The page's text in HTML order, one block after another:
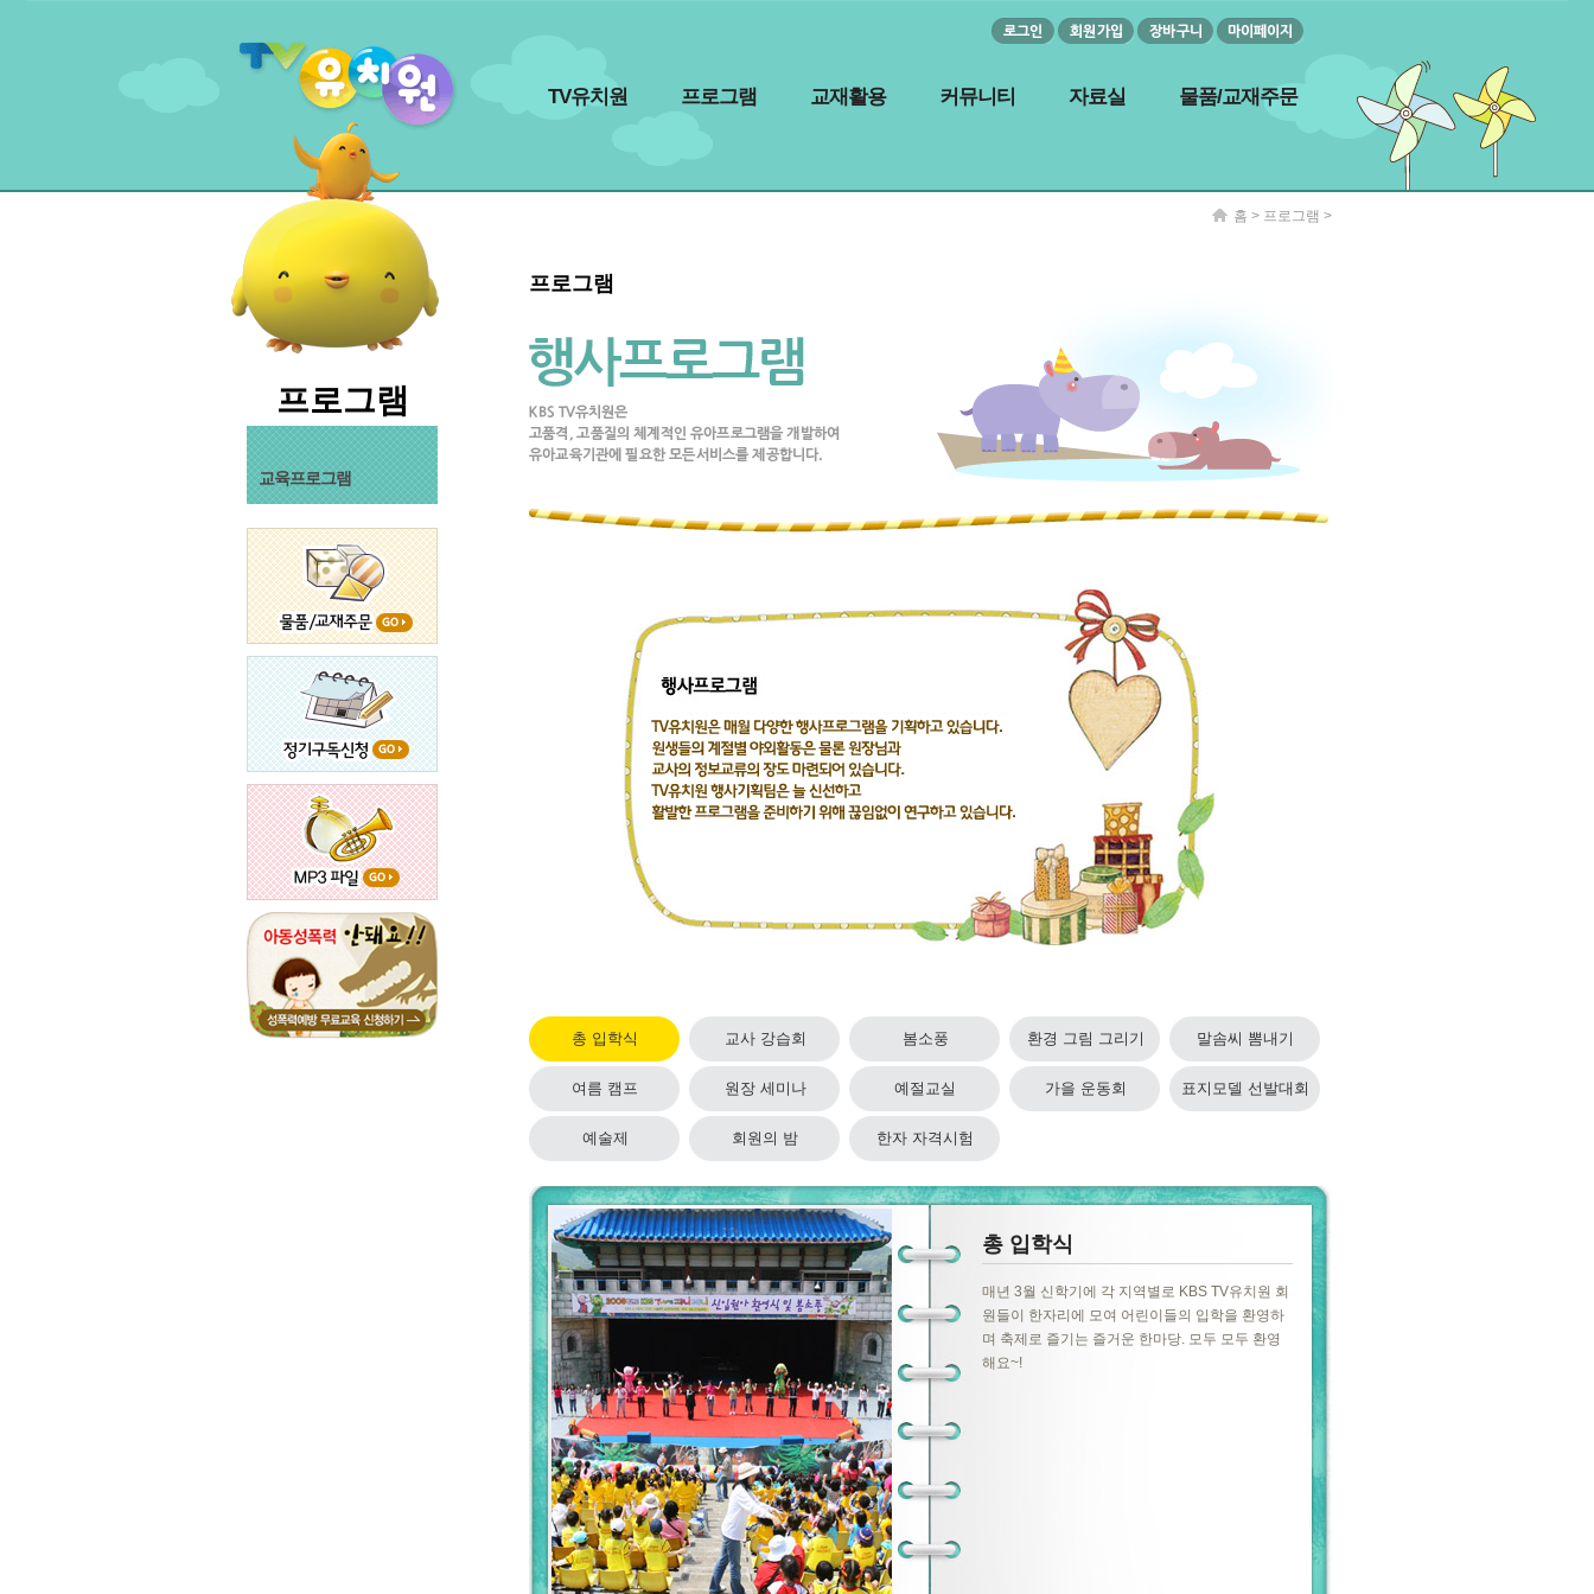
TV유치원 프로그램 교재활용 커뮤니티 자료실 물품/교재주문
프로그램
교육프로그램
홈 > 프로그램 >
프로그램
총 입학식 교사 강습회 봄소풍 환경 그림 그리기 말솜씨 뽐내기
여름 캠프 원장 세미나 예절교실 가을 운동회 표지모델 선발대회
예술제 회원의 밤 한자 자격시험
총 입학식
매년 3월 신학기에 각 지역별로 KBS TV유치원 회
원들이 한자리에 모여 어린이들의 입학을 환영하
며 축제로 즐기는 즐거운 한마당. 모두 모두 환영
해요~!